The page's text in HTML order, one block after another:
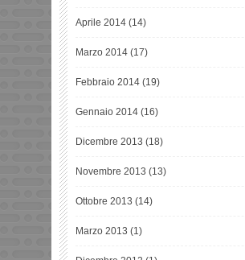
Aprile 2014 (14)
Marzo 2014 (17)
Febbraio 2014 (19)
Gennaio 2014 (16)
Dicembre 2013 (18)
Novembre 2013 (13)
Ottobre 2013 (14)
Marzo 2013 (1)